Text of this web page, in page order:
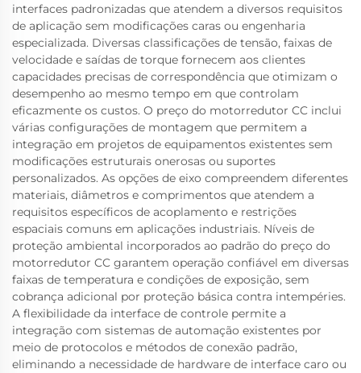
interfaces padronizadas que atendem a diversos requisitos
de aplicação sem modificações caras ou engenharia
especializada. Diversas classificações de tensão, faixas de
velocidade e saídas de torque fornecem aos clientes
capacidades precisas de correspondência que otimizam o
desempenho ao mesmo tempo em que controlam
eficazmente os custos. O preço do motorredutor CC inclui
várias configurações de montagem que permitem a
integração em projetos de equipamentos existentes sem
modificações estruturais onerosas ou suportes
personalizados. As opções de eixo compreendem diferentes
materiais, diâmetros e comprimentos que atendem a
requisitos específicos de acoplamento e restrições
espaciais comuns em aplicações industriais. Níveis de
proteção ambiental incorporados ao padrão do preço do
motorredutor CC garantem operação confiável em diversas
faixas de temperatura e condições de exposição, sem
cobrança adicional por proteção básica contra intempéries.
A flexibilidade da interface de controle permite a
integração com sistemas de automação existentes por
meio de protocolos e métodos de conexão padrão,
eliminando a necessidade de hardware de interface caro ou